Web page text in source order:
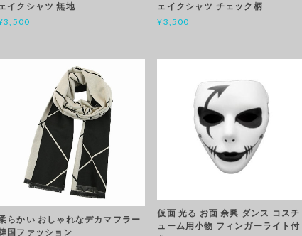
ェイクシャツ 無地
ェイクシャツ チェック柄
¥3,500
らかい おしゃれなデカマフラー
国ファッション
仮面 光る お面 余興 ダンス コスチ
ューム用小物 フィンガーライト付